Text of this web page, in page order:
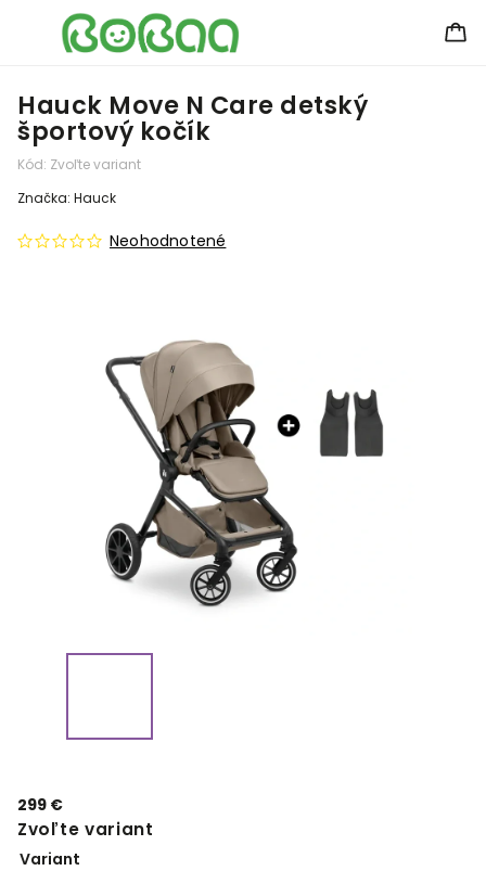
Hauck Move N Care detský
športový kočík
Kód: Zvoľte variant
Neohodnotené
Značka: Hauck
299 €
Zvoľte variant
Variant